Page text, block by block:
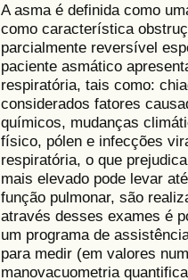
A asma é definida como
como característica
parcialmente reversível
paciente asmático
respiratória, tais como:
considerados fatores
químicos, mudanças
físico, pólen e infecções
respiratória, o que
mais elevado pode levar
função pulmonar, são
através desses exames é
um programa de
para medir (em valores
manovacuometria